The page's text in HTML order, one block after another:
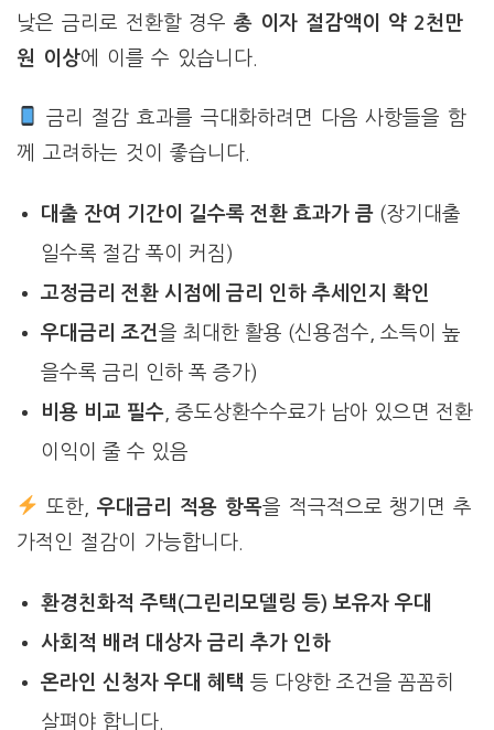
낮은 금리로 전환할 경우총 이자 절감액이 약 2천만
원 이상에 이를 수 있습니다.
금리 절감 효과를 극대화하려면 다음 사항들을 함
께 고려하는 것이 좋습니다.
대출 잔여 기간이 길수록 전환 효과가 큼(장기대출
일수록 절감 폭이 커짐)
고정금리 전환 시점에 금리 인하 추세인지 확인
우대금리 조건을 최대한 활용 (신용점수, 소득이 높
을수록 금리 인하 폭 증가)
비용 비교 필수, 중도상환수수료가 남아 있으면 전환
이익이 줄 수 있음
또한,우대금리 적용 항목을 적극적으로 챙기면 추
가적인 절감이 가능합니다.
환경친화적 주택(그린리모델링 등) 보유자 우대
사회적 배려 대상자 금리 추가 인하
온라인 신청자 우대 혜택 등 다양한 조건을 꼼꼼히
살펴야 합니다.